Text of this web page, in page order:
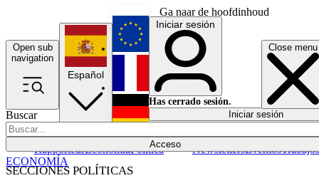
Ga naar de hoofdinhoud
Open sub
navigation
Close menu
Buscar
Acceso
SECCIONES POLÍTICAS
RapporteurEconomíaPolítica NewslettersEventosTrabajos
Español
English
Français
Iniciar sesión
Has cerrado sesión.
Iniciar sesión
ECONOMÍA